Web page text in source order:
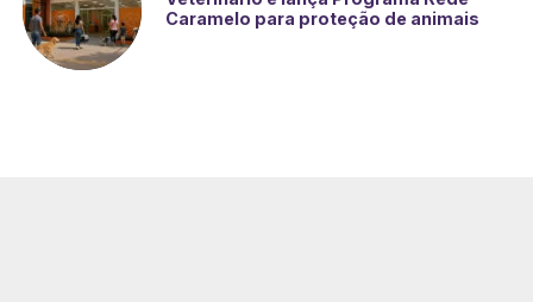
Caramelo para proteção de animais